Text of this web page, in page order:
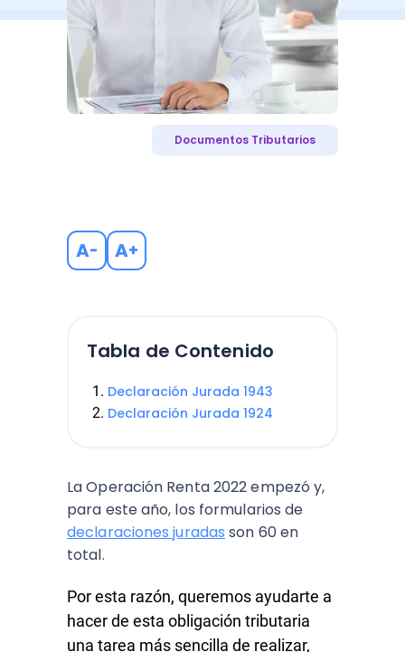
Documentos Tributarios
A- A+
Tabla de Contenido
Declaración Jurada 1943
Declaración Jurada 1924
La Operación Renta 2022 empezó y,
para este año, los formularios de
declaraciones juradas son 60 en
total.
Por esta razón, queremos ayudarte a
hacer de esta obligación tributaria
una tarea más sencilla de realizar,